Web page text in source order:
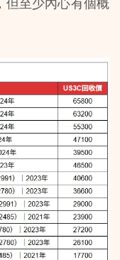
但至少內心有個概